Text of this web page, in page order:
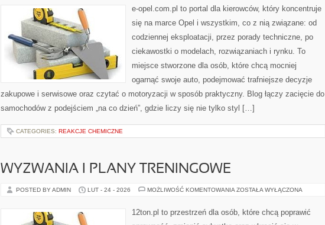
KONCEPCYJNE
I
MARKI
e-opel.com.pl to portal dla kierowców, który koncentruje
się na marce Opel i wszystkim, co z nią związane: od
codziennej eksploatacji, przez porady techniczne, po
ciekawostki o modelach, rozwiązaniach i rynku. To
miejsce stworzone dla osób, które chcą mocniej
ogarnąć swoje auto, podejmować trafniejsze decyzje
zakupowe i serwisowe oraz czytać o motoryzacji w sposób praktyczny. Blog łączy zacięcie do
samochodów z podejściem „na co dzień”, gdzie liczy się nie tylko styl […]
CATEGORIES: REAKCJE CHEMICZNE
WYZWANIA I PLANY TRENINGOWE
POSTED BY ADMIN LUT - 24 - 2026 MOŻLIWOŚĆ KOMENTOWANIA WYZWANIA
TRENINGOWE
ZOSTAŁA WYŁĄCZONA
12ton.pl to przestrzeń dla osób, które chcą poprawić